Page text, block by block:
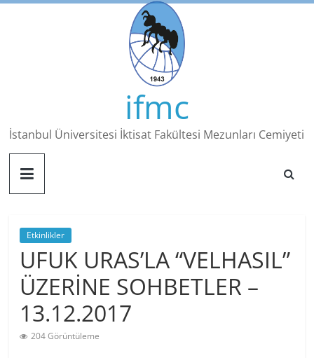
Skip
ifmc
İstanbul Üniversitesi İktisat Fakültesi Mezunları Cemiyeti
Etkinlikler
UFUK URAS’LA “VELHASIL”
ÜZERİNE SOHBETLER –
13.12.2017
204 Görüntüleme